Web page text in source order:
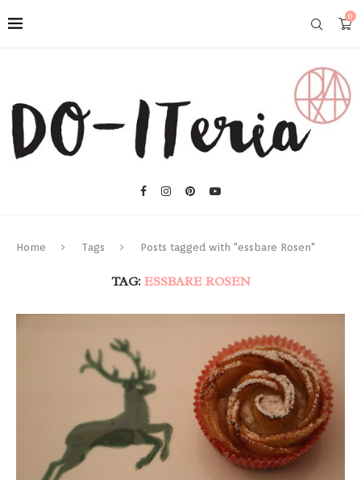
0
Home Tags Posts tagged with "essbare Rosen"
TAG: ESSBARE ROSEN